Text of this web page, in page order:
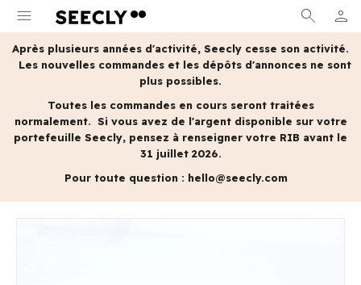
menu search person
MON
Après plusieurs années d'activité, Seecly cesse son activité.
Les nouvelles commandes et les dépôts d'annonces ne sont
plus possibles.
Toutes les commandes en cours seront traitées
normalement. Si vous avez de l'argent disponible sur votre
portefeuille Seecly, pensez à renseigner votre RIB avant le
31 juillet 2026.
Pour toute question : hello@seecly.com